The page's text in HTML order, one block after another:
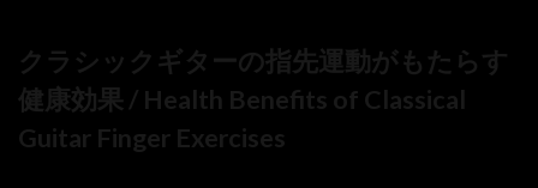
クラシックギターの指先運動がもたらす
健康効果 / Health Benefits of Classical
Guitar Finger Exercises